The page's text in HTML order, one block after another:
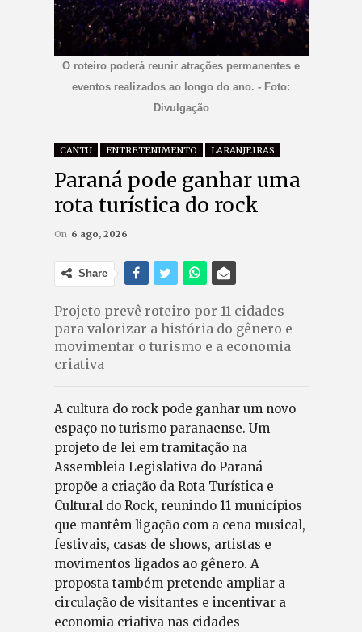
O roteiro poderá reunir atrações permanentes e
eventos realizados ao longo do ano. - Foto:
Divulgação
CANTU ENTRETENIMENTO LARANJEIRAS
Paraná pode ganhar uma
rota turística do rock
On 6 ago, 2026
Share
Projeto prevê roteiro por 11 cidades
para valorizar a história do gênero e
movimentar o turismo e a economia
criativa
A cultura do rock pode ganhar um novo
espaço no turismo paranaense. Um
projeto de lei em tramitação na
Assembleia Legislativa do Paraná
propõe a criação da Rota Turística e
Cultural do Rock, reunindo 11 municípios
que mantêm ligação com a cena musical,
festivais, casas de shows, artistas e
movimentos ligados ao gênero. A
proposta também pretende ampliar a
circulação de visitantes e incentivar a
economia criativa nas cidades